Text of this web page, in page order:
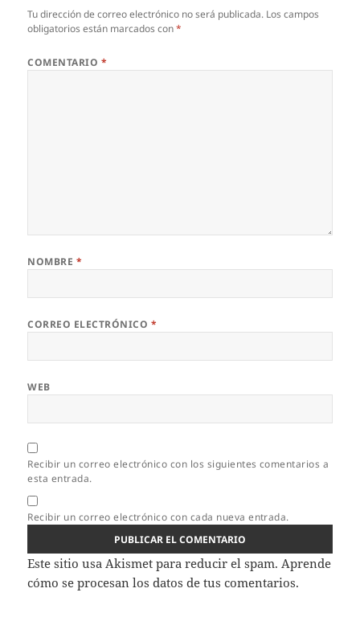
Tu dirección de correo electrónico no será publicada. Los campos
obligatorios están marcados con*
COMENTARIO *
NOMBRE *
CORREO ELECTRÓNICO *
WEB
Recibir un correo electrónico con los siguientes comentarios a
esta entrada.
Recibir un correo electrónico con cada nueva entrada.
Este sitio usa Akismet para reducir el spam.Aprende
cómo se procesan los datos de tus comentarios.